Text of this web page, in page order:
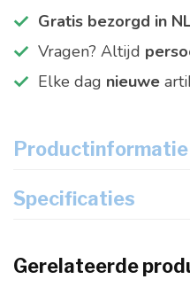
Gratis bezorgd in
Vragen? Altijd
Elke dag nieuwe
Productinformatie
Specificaties
Gerelateerde